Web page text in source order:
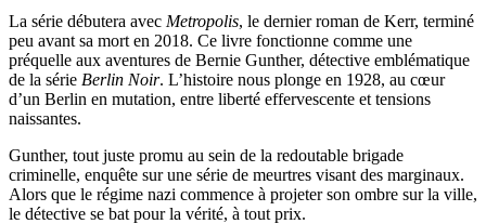
La série débutera avec Metropolis, le dernier roman de Kerr, terminé
peu avant sa mort en 2018. Ce livre fonctionne comme une
préquelle aux aventures de Bernie Gunther, détective emblématique
de la série Berlin Noir. L’histoire nous plonge en 1928, au cœur
d’un Berlin en mutation, entre liberté effervescente et tensions
naissantes.
Gunther, tout juste promu au sein de la redoutable brigade
criminelle, enquête sur une série de meurtres visant des marginaux.
Alors que le régime nazi commence à projeter son ombre sur la ville,
le détective se bat pour la vérité, à tout prix.